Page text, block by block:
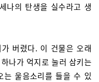
나의 탄생을 실수라고 생
버렸다. 이 건물은 오래
나가 억지로 눌러 삼키는
는 울음소리를 들을 수 있